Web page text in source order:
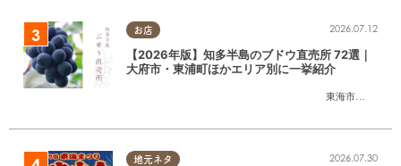
お店
東海市
,大府市
2026.07.12
【2026年版】知多半島のブドウ直売所 72選｜
大府市・東浦町ほかエリア別に一挙紹介
地元ネタ 2026.07.30